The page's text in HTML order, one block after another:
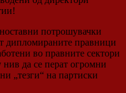
потрошувачки
дипломираните правници
во правните сектори
нив да се перат огромни
„тезги“ на партиски